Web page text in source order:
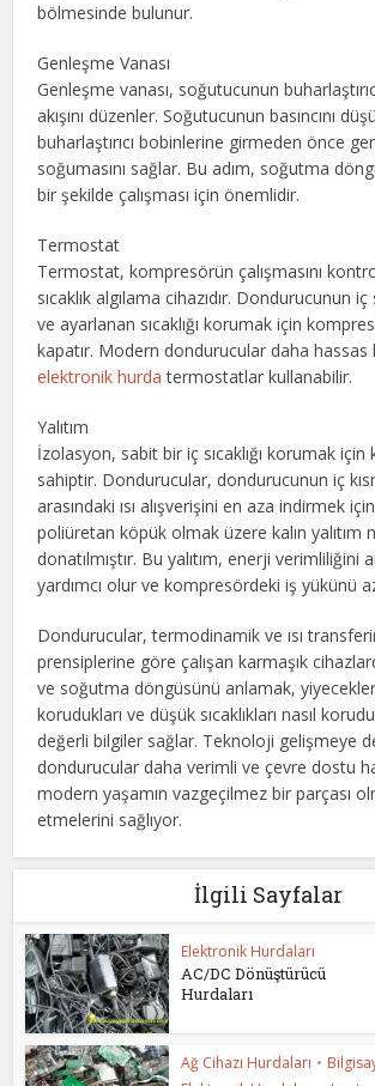
bölmesinde bulunur.
Genleşme Vanası
Genleşme vanası, soğutucunun
akışını düzenler. Soğutucunun basıncını
buharlaştırıcı bobinlerine girmeden önce
soğumasını sağlar. Bu adım, soğutma
bir şekilde çalışması için önemlidir.
Termostat
Termostat, kompresörün çalışmasını
sıcaklık algılama cihazıdır. Dondurucunun iç
ve ayarlanan sıcaklığı korumak için
kapatır. Modern dondurucular daha
elektronik hurda termostatlar kullanabilir.
Yalıtım
İzolasyon, sabit bir iç sıcaklığı korumak
sahiptir. Dondurucular, dondurucunun iç
arasındaki ısı alışverişini en aza indirmek
poliüretan köpük olmak üzere kalın yalıtım
donatılmıştır. Bu yalıtım, enerji verimliliğini
yardımcı olur ve kompresördeki iş yükünü
Dondurucular, termodinamik ve ısı
prensiplerine göre çalışan karmaşık
ve soğutma döngüsünü anlamak,
korudukları ve düşük sıcaklıkları nasıl
değerli bilgiler sağlar. Teknoloji gelişmeye
dondurucular daha verimli ve çevre dostu
modern yaşamın vazgeçilmez bir parçası
etmelerini sağlıyor.
İlgili Sayfalar
Elektronik Hurdaları
AC/DC Dönüştürücü
Hurdaları
Ağ Cihazı Hurdaları •